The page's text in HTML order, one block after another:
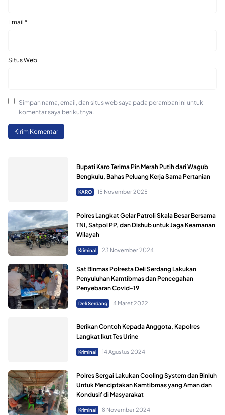
Email *
Situs Web
Simpan nama, email, dan situs web saya pada peramban ini untuk
komentar saya berikutnya.
Bupati Karo Terima Pin Merah Putih dari Wagub
Bengkulu, Bahas Peluang Kerja Sama Pertanian
KARO 15 November 2025
Polres Langkat Gelar Patroli Skala Besar Bersama
TNI, Satpol PP, dan Dishub untuk Jaga Keamanan
Wilayah
Kriminal 23 November 2024
Sat Binmas Polresta Deli Serdang Lakukan
Penyuluhan Kamtibmas dan Pencegahan
Penyebaran Covid-19
Deli Serdang 4 Maret 2022
Berikan Contoh Kepada Anggota, Kapolres
Langkat Ikut Tes Urine
Kriminal 14 Agustus 2024
Polres Sergai Lakukan Cooling System dan Binluh
Untuk Menciptakan Kamtibmas yang Aman dan
Kondusif di Masyarakat
Kriminal 8 November 2024